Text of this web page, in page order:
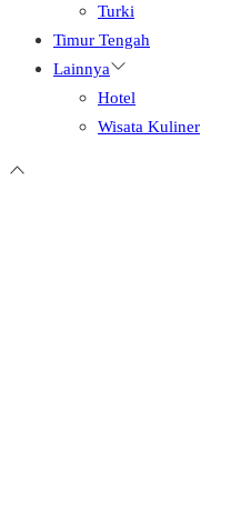
Turki
Timur Tengah
Lainnya
Hotel
Wisata Kuliner